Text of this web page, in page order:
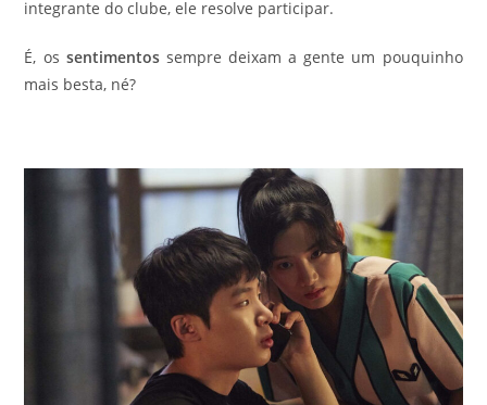
integrante do clube, ele resolve participar.
É, os sentimentossempre deixam a gente um pouquinho
mais besta, né?